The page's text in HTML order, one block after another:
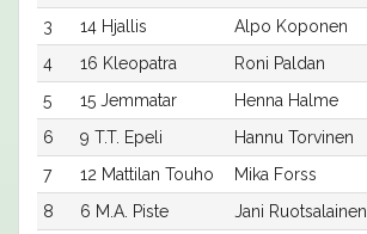
3
14 Hjallis Alpo Koponen
4
16 Kleopatra Roni Paldan
5
15 Jemmatar Henna Halme
6
9 T.T. Epeli Hannu Torvinen
7
12 Mattilan Touho Mika Forss
8
6 M.A. Piste Jani Ruotsalainen